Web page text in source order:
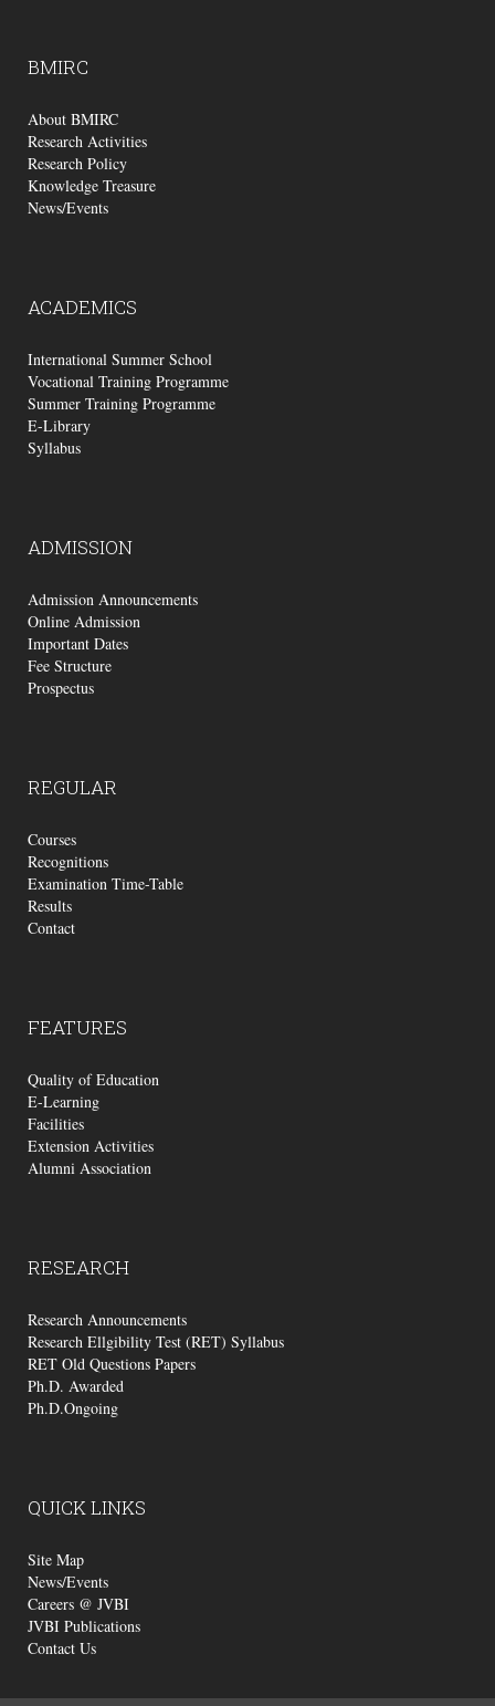
BMIRC
About BMIRC
Research Activities
Research Policy
Knowledge Treasure
News/Events
ACADEMICS
International Summer School
Vocational Training Programme
Summer Training Programme
E-Library
Syllabus
ADMISSION
Admission Announcements
Online Admission
Important Dates
Fee Structure
Prospectus
REGULAR
Courses
Recognitions
Examination Time-Table
Results
Contact
FEATURES
Quality of Education
E-Learning
Facilities
Extension Activities
Alumni Association
RESEARCH
Research Announcements
Research Ellgibility Test (RET) Syllabus
RET Old Questions Papers
Ph.D. Awarded
Ph.D.Ongoing
QUICKLINKS
Site Map
News/Events
Careers @ JVBI
JVBI Publications
Contact Us